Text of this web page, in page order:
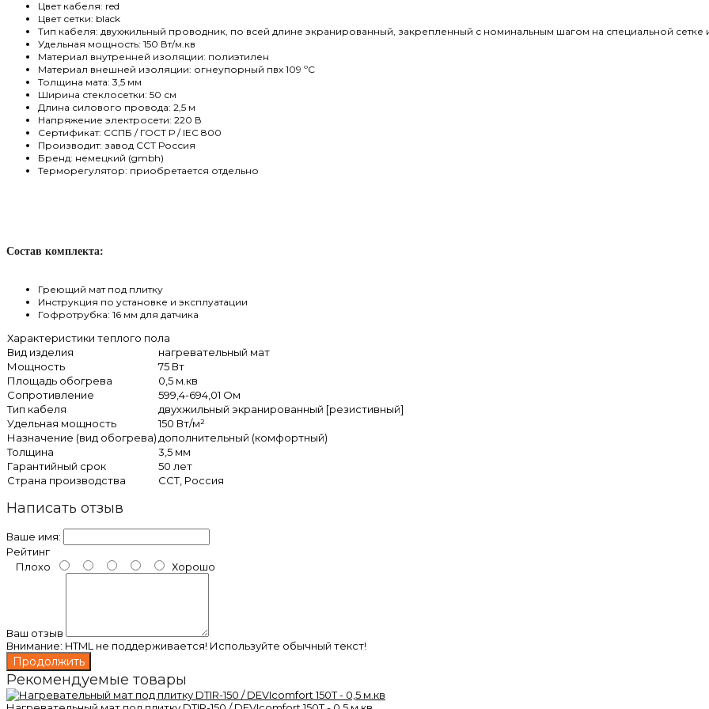
Цвет кабеля: red
Цвет сетки: black
Тип кабеля: двухжильный проводник, по всей длине экранированный, закрепленный с номинальным шагом на специальной сетке
Удельная мощность: 150 Вт/м.кв
Материал внутренней изоляции: полиэтилен
Материал внешней изоляции: огнеупорный пвх 109 ºС
Толщина мата: 3,5 мм
Ширина стеклосетки: 50 см
Длина силового провода: 2,5 м
Напряжение электросети: 220 В
Сертификат: CCПБ / ГОСТ Р / IEC 800
Производит: завод ССТ Россия
Бренд: немецкий (gmbh)
Терморегулятор: приобретается отдельно
Состав комплекта:
Греющий мат под плитку
Инструкция по установке и эксплуатации
Гофротрубка: 16 мм для датчика
Характеристики теплого пола
Вид изделия
нагревательный мат
Мощность
75 Вт
Площадь обогрева
0,5 м.кв
Сопротивление
599,4-694,01 Ом
Тип кабеля
двухжильный экранированный [резистивный]
Удельная мощность
150 Вт/м²
Назначение (вид обогрева)дополнительный (комфортный)
Толщина
3,5 мм
Гарантийный срок
50 лет
Страна производства
ССТ, Россия
Написать отзыв
Ваше имя:
Рейтинг
Плохо
Хорошо
Ваш отзыв
Внимание: HTML не поддерживается! Используйте обычный текст!
Продолжить
Рекомендуемые товары